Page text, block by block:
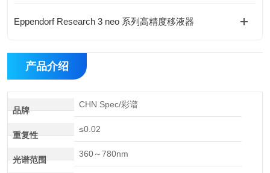
Eppendorf Research 3 neo 系列高精度移液器
产品介绍
品牌
CHN Spec/彩谱
重复性
≤0.02
光谱范围
360～780nm